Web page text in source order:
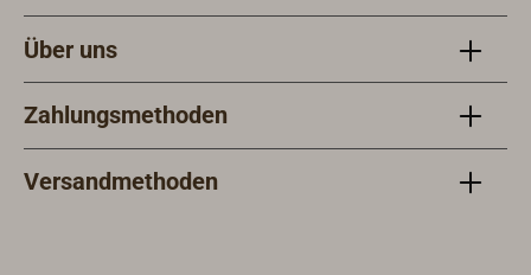
Über uns
Zahlungsmethoden
Versandmethoden